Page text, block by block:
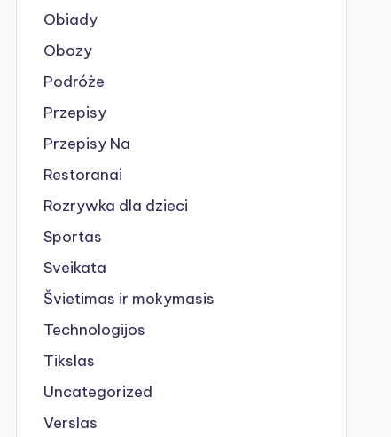
Obiady
Obozy
Podróże
Przepisy
Przepisy Na
Restoranai
Rozrywka dla dzieci
Sportas
Sveikata
Švietimas ir mokymasis
Technologijos
Tikslas
Uncategorized
Verslas